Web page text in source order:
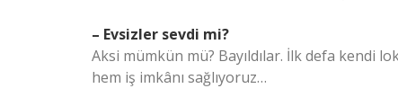
– Evsizler sevdi mi?
Aksi mümkün mü? Bayıldılar. İlk defa kendi
hem iş imkânı sağlıyoruz…